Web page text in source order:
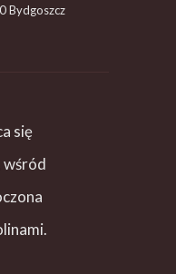
Bydgoszcz
się
wśród